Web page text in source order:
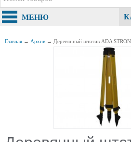
МЕНЮ
Главная → Архив → Деревянный штатив ADA